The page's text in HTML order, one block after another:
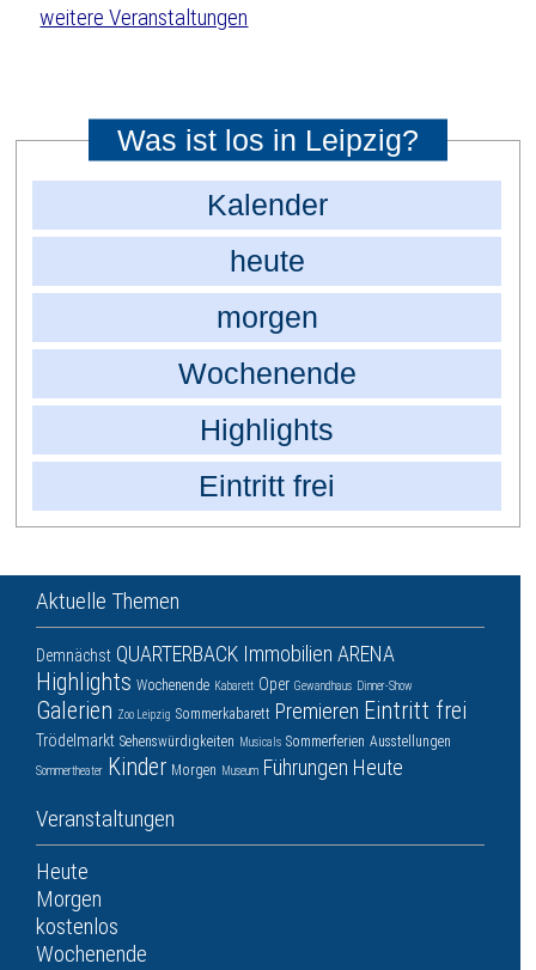
weitere Veranstaltungen
Was ist los in Leipzig?
Kalender
heute
morgen
Wochenende
Highlights
Eintritt frei
Aktuelle Themen
Demnächst QUARTERBACK Immobilien ARENA
Highlights Wochenende Kabarett Oper Gewandhaus Dinner-Show
Galerien Zoo Leipzig Sommerkabarett Premieren Eintritt frei
Trödelmarkt Sehenswürdigkeiten Musicals Sommerferien Ausstellungen
Sommertheater Kinder Morgen Museum Führungen Heute
Veranstaltungen
Heute
Morgen
kostenlos
Wochenende